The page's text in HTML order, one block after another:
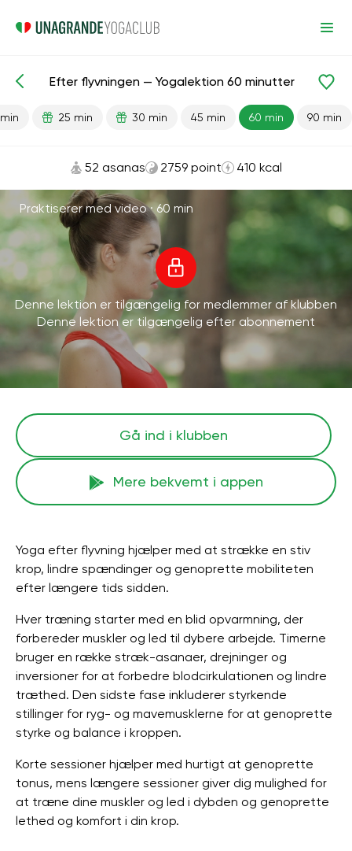
Færdiglavede lektioner Rejse
Efter flyvningen — Yogalektion 60 minutter
25 min 30 min 45 min 60 min 90 min
52 asanas 2759 point 410 kcal
Praktiserer med video · 60 min
Denne lektion er tilgængelig for medlemmer af klubben
Denne lektion er tilgængelig efter abonnement
Gå ind i klubben
Mere bekvemt i appen
Yoga efter flyvning hjælper med at strække en stiv
krop, lindre spændinger og genoprette mobiliteten
efter længere tids sidden.
Hver træning starter med en blid opvarmning, der
forbereder muskler og led til dybere arbejde. Timerne
bruger en række stræk-asanaer, drejninger og
inversioner for at forbedre blodcirkulationen og lindre
træthed. Den sidste fase inkluderer styrkende
stillinger for ryg- og mavemusklerne for at genoprette
styrke og balance i kroppen.
Korte sessioner hjælper med hurtigt at genoprette
tonus, mens længere sessioner giver dig mulighed for
at træne dine muskler og led i dybden og genoprette
lethed og komfort i din krop.